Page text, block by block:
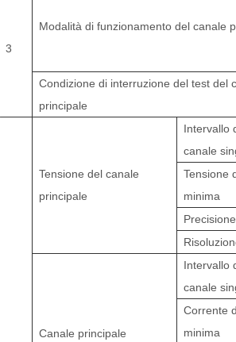
3
Modalità di funzionamento del canale
Condizione di interruzione del test del
principale
Tensione del canale
principale
Intervallo
canale
Tensione
minima
Precisione
Canale principale
Intervallo
canale
Corrente
minima